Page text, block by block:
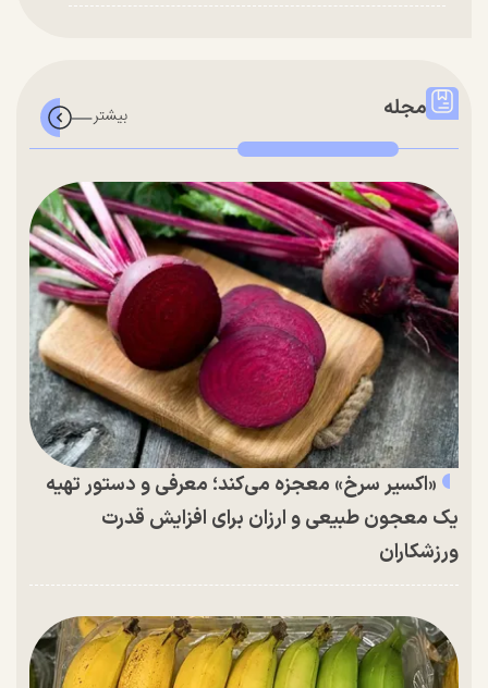
مجله
«اکسیر سرخ» معجزه می‌کند؛ معرفی و دستور تهیه
یک معجون طبیعی و ارزان برای افزایش قدرت
ورزشکاران